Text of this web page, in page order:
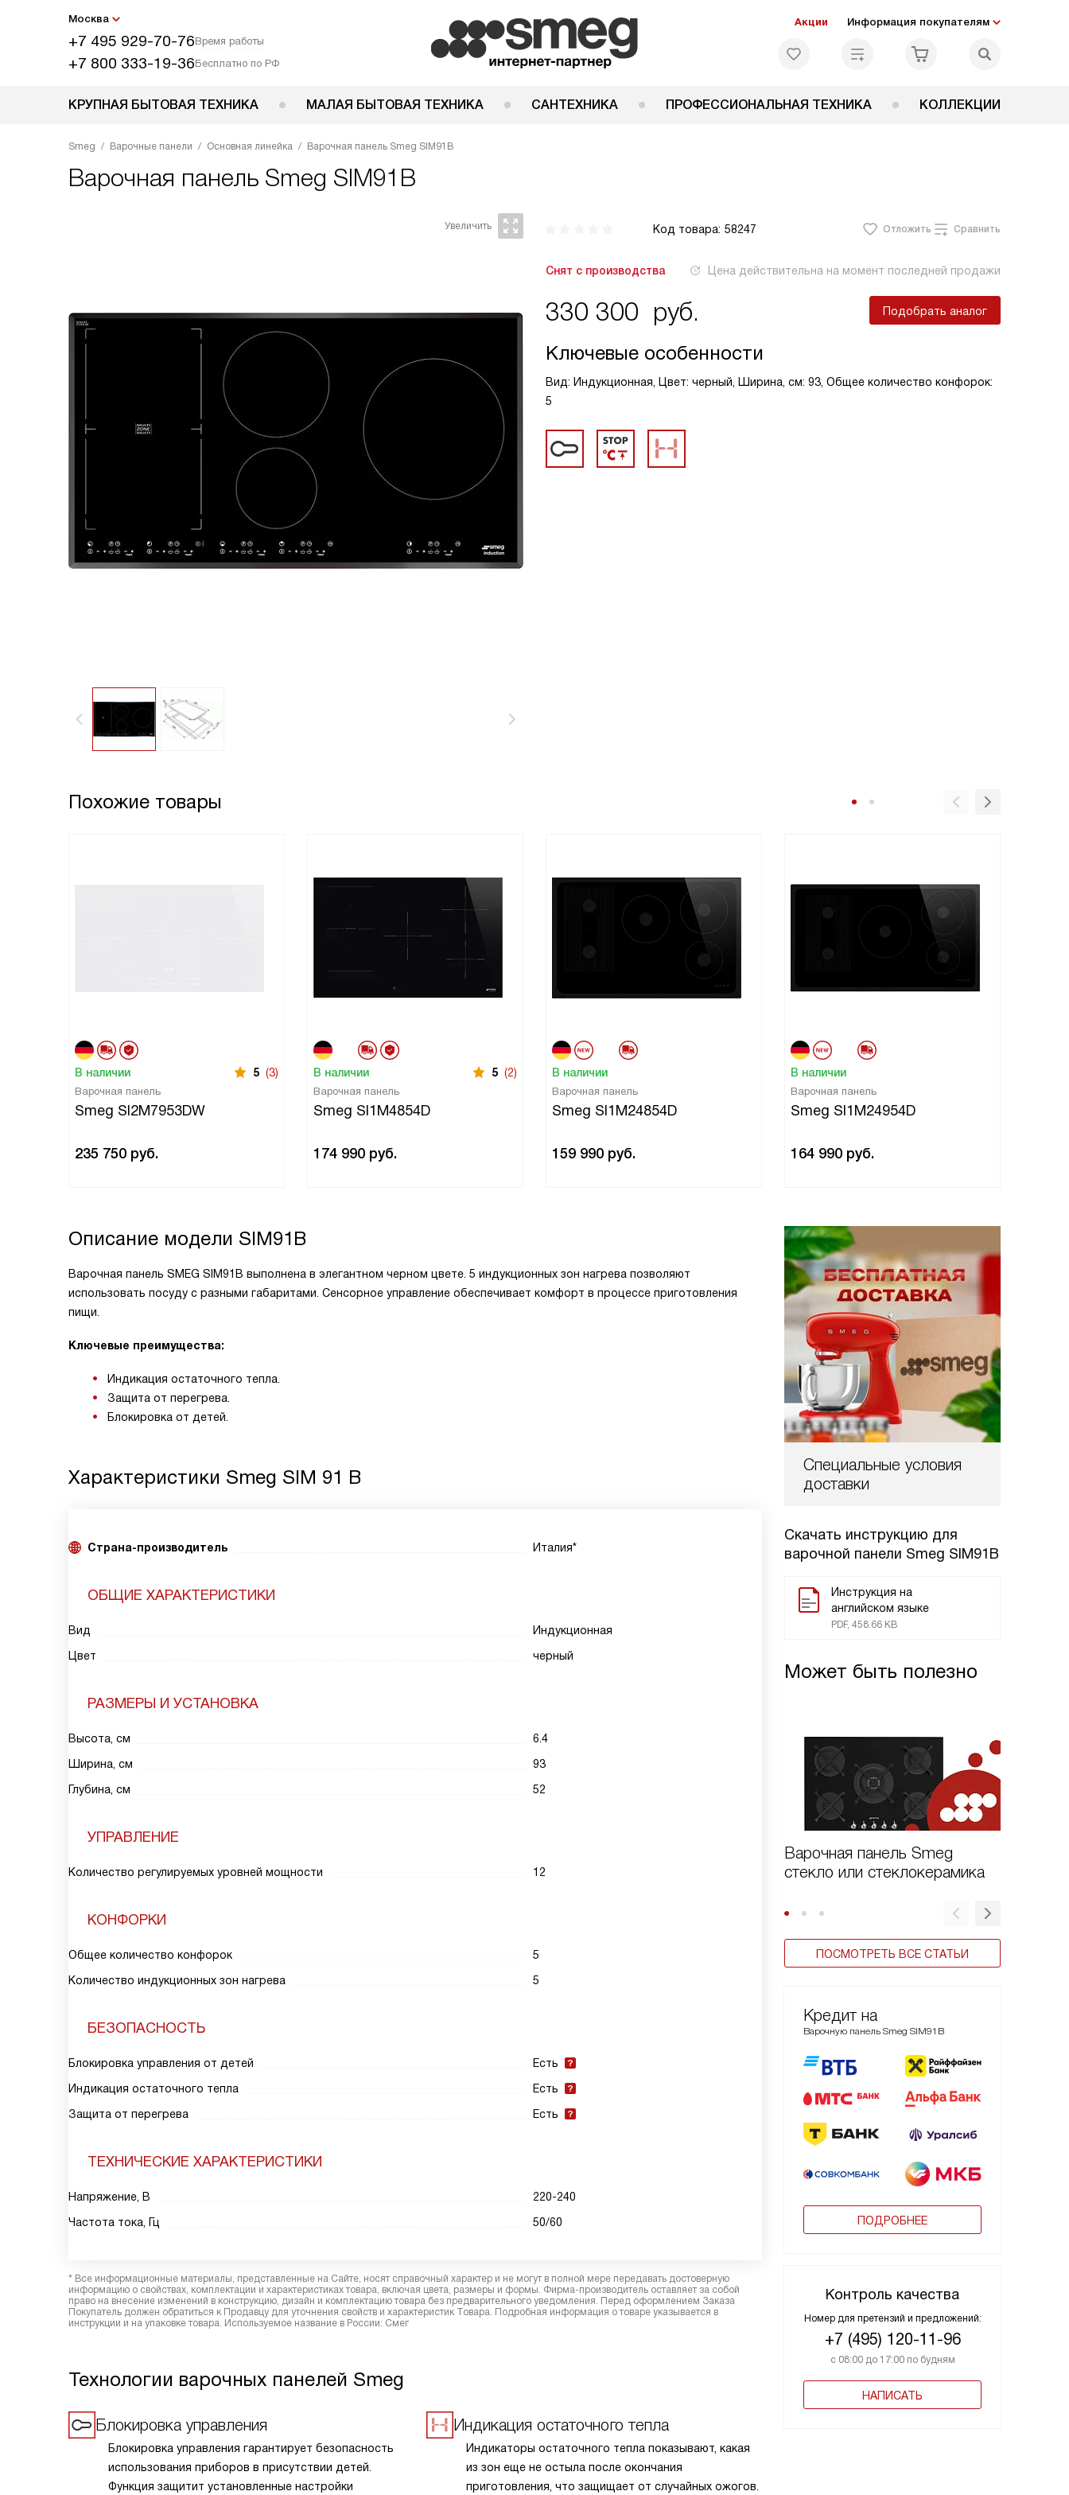
Москва
+7 495 929-70-76Время работы
+7 800 333-19-36Бесплатно по РФ
Акции Информация покупателям
КРУПНАЯ БЫТОВАЯ ТЕХНИКА МАЛАЯ БЫТОВАЯ ТЕХНИКА САНТЕХНИКА ПРОФЕССИОНАЛЬНАЯ ТЕХНИКА КОЛЛЕКЦИИ
Smeg Варочные панели Основная линейка Варочная панель Smeg SIM91B
Варочная панель Smeg SIM91B
Код товара: 58247 Отложить Сравнить
Снят с производства Цена действительна на момент последней продажи
330 300 руб. Подобрать аналог
Ключевые особенности
Вид: Индукционная, Цвет: черный, Ширина, см: 93, Общее количество конфорок:
5
Похожие товары
В наличии 5 (3)
Варочная панель
Smeg SI2M7953DW
235 750 руб.
В наличии 5 (2)
Варочная панель
Smeg SI1M4854D
174 990 руб.
В наличии
Варочная панель
Smeg SI1M24854D
159 990 руб.
В наличии
Варочная панель
Smeg SI1M24954D
164 990 руб.
Специальные условия
доставки
Скачать инструкцию для
варочной панели Smeg SIM91B
Инструкция на
английском языке
PDF, 458.66 KB
Может быть полезно
Варочная панель Smeg
стекло или стеклокерамика
ПОСМОТРЕТЬ ВСЕ СТАТЬИ
Кредит на
Варочную панель Smeg SIM91B
ПОДРОБНЕЕ
Контроль качества
Номер для претензий и предложений:
+7 (495) 120-11-96
с 08:00 до 17:00 по будням
НАПИСАТЬ
Описание модели SIM91B
Варочная панель SMEG SIM91B выполнена в элегантном черном цвете. 5 индукционных зон нагрева позволяют
использовать посуду с разными габаритами. Сенсорное управление обеспечивает комфорт в процессе приготовления
пищи.
Ключевые преимущества:
Индикация остаточного тепла.
Защита от перегрева.
Блокировка от детей.
Характеристики Smeg SIM 91 B
Страна-производитель Италия*
ОБЩИЕ ХАРАКТЕРИСТИКИ
Вид
Индукционная
Цвет
черный
РАЗМЕРЫ И УСТАНОВКА
Высота, см
6.4
Ширина, см
93
Глубина, см
52
УПРАВЛЕНИЕ
Количество регулируемых уровней мощности 12
КОНФОРКИ
Общее количество конфорок
5
Количество индукционных зон нагрева
5
БЕЗОПАСНОСТЬ
Блокировка управления от детей
Есть
Индикация остаточного тепла
Есть
Защита от перегрева
Есть
ТЕХНИЧЕСКИЕ ХАРАКТЕРИСТИКИ
Напряжение, В
220-240
Частота тока, Гц
50/60
* Все информационные материалы, представленные на Сайте, носят справочный характер и не могут в полной мере передавать достоверную
информацию о свойствах, комплектации и характеристиках товара, включая цвета, размеры и формы. Фирма-производитель оставляет за собой
право на внесение изменений в конструкцию, дизайн и комплектацию товара без предварительного уведомления. Перед оформлением Заказа
Покупатель должен обратиться к Продавцу для уточнения свойств и характеристик Товара. Подробная информация о товаре указывается в
инструкции и на упаковке товара. Используемое название в России: Смег
Технологии варочных панелей Smeg
Блокировка управления
Блокировка управления гарантирует безопасность
использования приборов в присутствии детей.
Функция защитит установленные настройки
Индикация остаточного тепла
Индикаторы остаточного тепла показывают, какая
из зон еще не остыла после окончания
приготовления, что защищает от случайных ожогов.